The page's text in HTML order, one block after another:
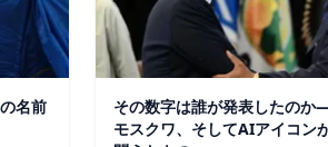
名前
その数字は誰が発表したのか
モスクワ、そしてAIアイコン